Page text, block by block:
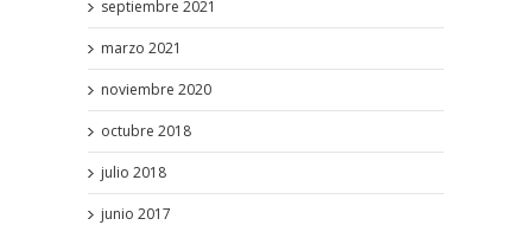
septiembre 2021
marzo 2021
noviembre 2020
octubre 2018
julio 2018
junio 2017